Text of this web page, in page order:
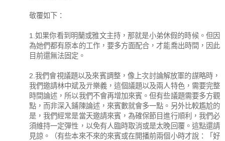
敬覆如下：
1.如果你看到明蘭或雅文主持，那就是小弟休假的時候。但因
為她們都有原本的工作，要多方面配合，才能喬出時間，因此
目前還無法固定。
2.我們會視議題以及來賓調整，像上次討論解放軍的謀略時，
我們邀請林中斌及亓樂義，這個議題以及兩人特色，需要完整
時間論述，所以我們不會再增加來賓。但有些議題需要多方觀
點，而非深入鋪陳論述，來賓數就會多一點。另外比較尷尬的
是，我們經常是當天邀請來賓，為確保節目進行順利，我們必
須維持一定彈性，以免有人臨時取消或是太晚回覆。這點還請
見諒。（有些本來不來的來賓或在開播前兩個小時才說：「好